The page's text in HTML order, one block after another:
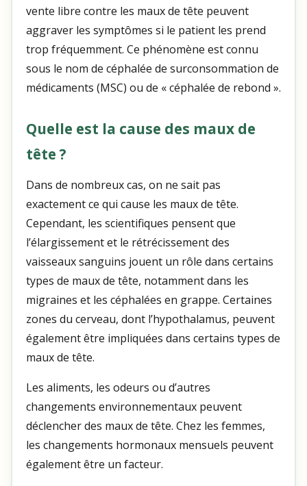
vente libre contre les maux de tête peuvent
aggraver les symptômes si le patient les prend
trop fréquemment. Ce phénomène est connu
sous le nom de céphalée de surconsommation de
médicaments (MSC) ou de « céphalée de rebond ».
Quelle est la cause des maux de
tête ?
Dans de nombreux cas, on ne sait pas
exactement ce qui cause les maux de tête.
Cependant, les scientifiques pensent que
l’élargissement et le rétrécissement des
vaisseaux sanguins jouent un rôle dans certains
types de maux de tête, notamment dans les
migraines et les céphalées en grappe. Certaines
zones du cerveau, dont l’hypothalamus, peuvent
également être impliquées dans certains types de
maux de tête.
Les aliments, les odeurs ou d’autres
changements environnementaux peuvent
déclencher des maux de tête. Chez les femmes,
les changements hormonaux mensuels peuvent
également être un facteur.